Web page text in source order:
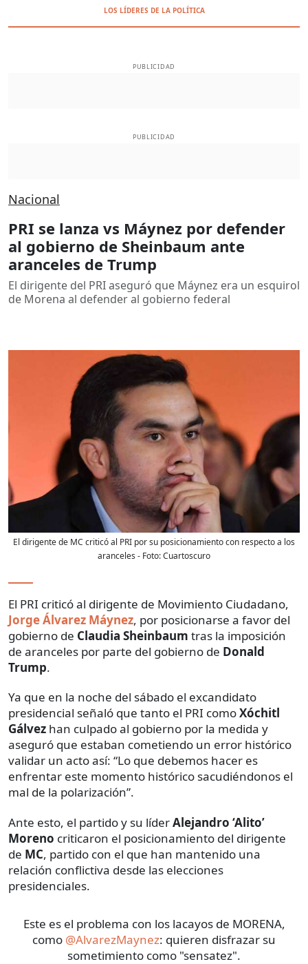
LOS LÍDERES DE LA POLÍTICA
PUBLICIDAD
PUBLICIDAD
Nacional
PRI se lanza vs Máynez por defender
al gobierno de Sheinbaum ante
aranceles de Trump
El dirigente del PRI aseguró que Máynez era un esquirol
de Morena al defender al gobierno federal
El dirigente de MC criticó al PRI por su posicionamiento con respecto a los
aranceles - Foto:Cuartoscuro
El PRI criticó al dirigente de Movimiento Ciudadano,
Jorge Álvarez Máynez, por posicionarse a favor del
gobierno de Claudia Sheinbaum tras la imposición
de aranceles por parte del gobierno de Donald
Trump.
Ya que en la noche del sábado el excandidato
presidencial señaló que tanto el PRI comoXóchitl
Gálvez han culpado al gobierno por la medida y
aseguró que estaban cometiendo un error histórico
validar un acto así: “Lo que debemos hacer es
enfrentar este momento histórico sacudiéndonos el
mal de la polarización”.
Ante esto, el partido y su líderAlejandro ‘Alito’
Moreno criticaron el posicionamiento del dirigente
de MC, partido con el que han mantenido una
relación conflictiva desde las elecciones
presidenciales.
Este es el problema con los lacayos de MORENA,
como @AlvarezMaynez: quieren disfrazar su
sometimiento como "sensatez".